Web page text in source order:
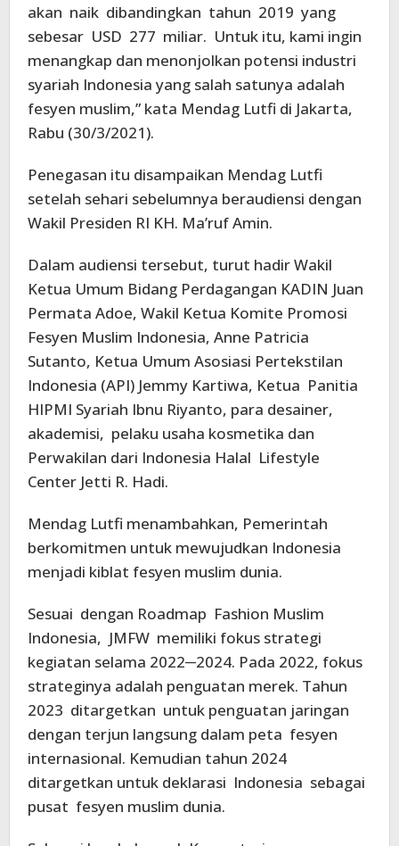
akan naik dibandingkan tahun 2019 yang
sebesar USD 277 miliar. Untuk itu, kami ingin
menangkap dan menonjolkan potensi industri
syariah Indonesia yang salah satunya adalah
fesyen muslim,” kata Mendag Lutfi di Jakarta,
Rabu (30/3/2021).
Penegasan itu disampaikan Mendag Lutfi
setelah sehari sebelumnya beraudiensi dengan
Wakil Presiden RI KH. Ma’ruf Amin.
Dalam audiensi tersebut, turut hadir Wakil
Ketua Umum Bidang Perdagangan KADIN Juan
Permata Adoe, Wakil Ketua Komite Promosi
Fesyen Muslim Indonesia, Anne Patricia
Sutanto, Ketua Umum Asosiasi Pertekstilan
Indonesia (API) Jemmy Kartiwa, Ketua Panitia
HIPMI Syariah Ibnu Riyanto, para desainer,
akademisi, pelaku usaha kosmetika dan
Perwakilan dari Indonesia Halal Lifestyle
Center Jetti R. Hadi.
Mendag Lutfi menambahkan, Pemerintah
berkomitmen untuk mewujudkan Indonesia
menjadi kiblat fesyen muslim dunia.
Sesuai dengan Roadmap Fashion Muslim
Indonesia, JMFW memiliki fokus strategi
kegiatan selama 2022─2024. Pada 2022, fokus
strateginya adalah penguatan merek. Tahun
2023 ditargetkan untuk penguatan jaringan
dengan terjun langsung dalam peta fesyen
internasional. Kemudian tahun 2024
ditargetkan untuk deklarasi Indonesia sebagai
pusat fesyen muslim dunia.